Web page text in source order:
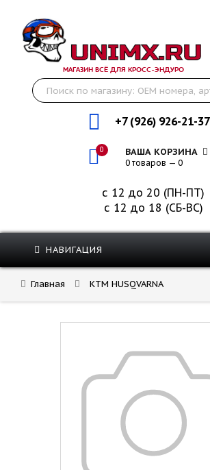
МАГАЗИН ВСЁ ДЛЯ КРОСС-ЭНДУРО
+7 (926) 926-21-37
0 ВАША КОРЗИНА
0 товаров — 0
с 12 до 20 (ПН-ПТ)
с 12 до 18 (СБ-ВС)
НАВИГАЦИЯ
Главная KTM HUSQVARNA